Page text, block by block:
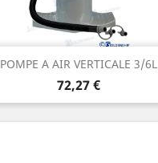
POMPE A AIR VERTICALE 3/6L
Prix
72,27 €
Aperçu rapide